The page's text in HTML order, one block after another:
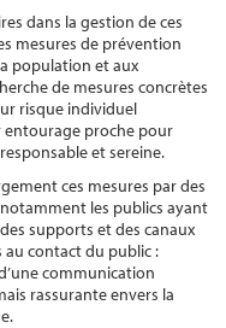
dans la gestion de ces
mesures de prévention
population et aux
de mesures concrètes
risque individuel
entourage proche pour
et sereine.
ces mesures par des
les publics ayant
supports et des canaux
au contact du public :
communication
rassurante envers la